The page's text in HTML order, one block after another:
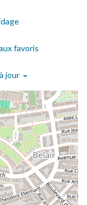
favoris
jour